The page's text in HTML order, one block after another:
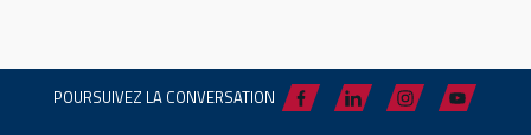
POURSUIVEZ LA CONVERSATION